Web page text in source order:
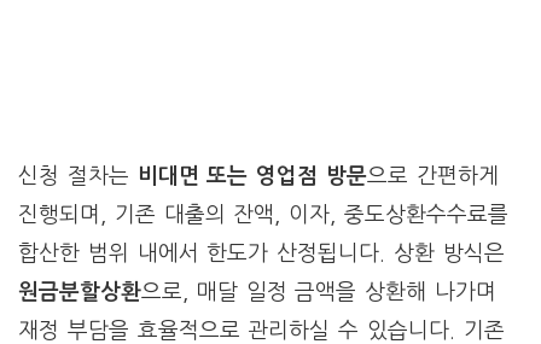
신청 절차는 비대면 또는 영업점 방문으로 간편하게
진행되며, 기존 대출의 잔액, 이자, 중도상환수수료를
합산한 범위 내에서 한도가 산정됩니다. 상환 방식은
원금분할상환으로, 매달 일정 금액을 상환해 나가며
재정 부담을 효율적으로 관리하실 수 있습니다. 기존